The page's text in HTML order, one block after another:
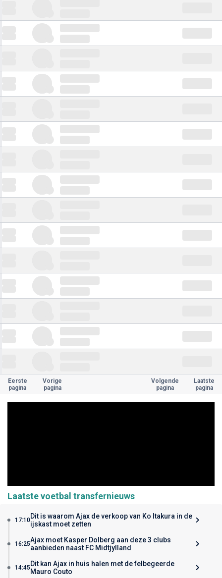
Eerste
pagina
Vorige
pagina
Volgende
pagina
Laatste
pagina
Laatste voetbal transfernieuws
17:10Dit is waarom Ajax de verkoop van Ko Itakura in de
ijskast moet zetten
16:25Ajax moet Kasper Dolberg aan deze 3 clubs
aanbieden naast FC Midtjylland
14:45 Dit kan Ajax in huis halen met de felbegeerde
Mauro Couto